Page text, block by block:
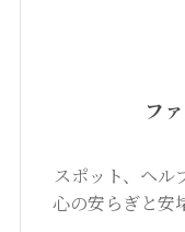
フ
スポット、ヘル
心の安らぎと安